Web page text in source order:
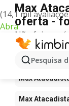
(14,1 mil
Abra
Pesquisa
Max
oferta -
Não foi
para este
Mais
Max
Max